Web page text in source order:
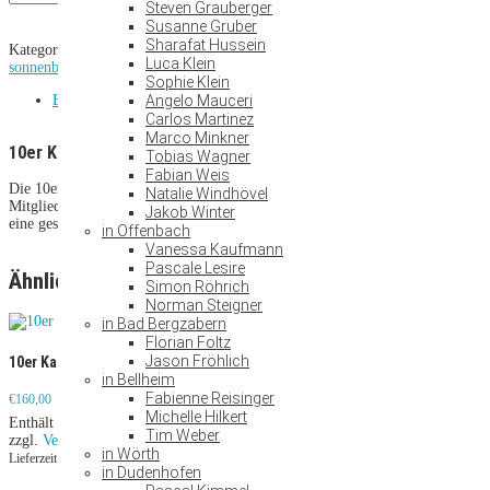
Steven Grauberger
Susanne Gruber
Sharafat Hussein
Luca Klein
Sophie Klein
Angelo Mauceri
Carlos Martinez
Marco Minkner
Tobias Wagner
Fabian Weis
Natalie Windhövel
Jakob Winter
in Offenbach
Vanessa Kaufmann
Pascale Lesire
Simon Röhrich
Norman Steigner
in Bad Bergzabern
Florian Foltz
Jason Fröhlich
in Bellheim
Fabienne Reisinger
Michelle Hilkert
Tim Weber
in Wörth
in Dudenhofen
Karte
Menge
Kategorie: 10er Karten Schlagwörter:10er karte
sonnenbank
sonnenlichttherapie,
Beschreibung
10er Karte Sonnenbank
Die 10er Karte ist in allen Bella Vitalis Clubs gültig und bedarf keiner
Mitgliedschaft. Ideal für alle, die ihre Vitamin-D Produktion anregen und
eine gesunde Hautbräune erreichen wollen.
Ähnliche Produkte
10er Karte Kurse
€160,00
Enthält 19% MwSt.
zzgl. Versand
Lieferzeit: ca. 2-3 Werktage
Personal Training
inkl. Tageskarte
€89,00
Lieferzeit: ca. 2-3 Werktage